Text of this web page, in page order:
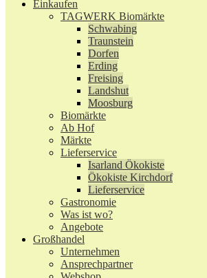
Einkaufen
TAGWERK Biomärkte
Schwabing
Traunstein
Dorfen
Erding
Freising
Landshut
Moosburg
Biomärkte
Ab Hof
Märkte
Lieferservice
Isarland Ökokiste
Ökokiste Kirchdorf
Lieferservice
Gastronomie
Was ist wo?
Angebote
Großhandel
Unternehmen
Ansprechpartner